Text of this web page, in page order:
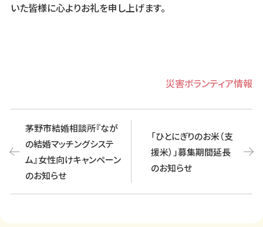
いた皆様に心よりお礼を申し上げます。
Categories
災害ボランティア情報
Post
navigation
茅野市結婚相談所『なが
の結婚マッチングシステ
ム』女性向けキャンペーン
のお知らせ
「ひとにぎりのお米（支
援米）」募集期間延長
のお知らせ